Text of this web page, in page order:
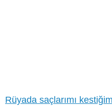
Rüyada saçlarımı